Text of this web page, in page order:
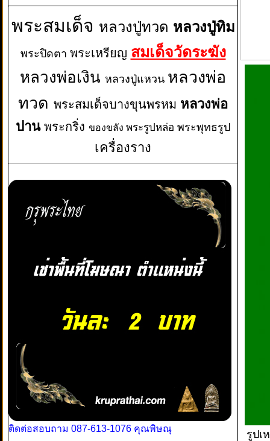
พระสมเด็จ หลวงปู่ทวด หลวงปู่ทิม
พระปิดตา พระเหรียญ สมเด็จวัดระฆัง
หลวงพ่อเงิน หลวงปู่แหวน หลวงพ่อ
ทวด พระสมเด็จบางขุนพรหม หลวงพ่อ
ปาน พระกริ่ง ของขลัง พระรูปหล่อ พระพุทธรูป
เครื่องราง
ติดต่อสอบถาม 087-613-1076 คุณพิษณุ รูปเ